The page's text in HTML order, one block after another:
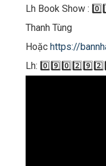
Lh Book Show :
Thanh Tùng
Hoặc https://
Lh: